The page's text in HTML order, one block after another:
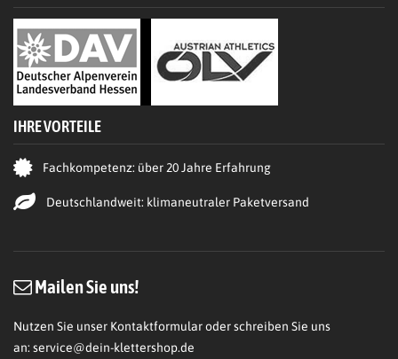
IHRE VORTEILE
Fachkompetenz: über 20 Jahre Erfahrung
Deutschlandweit: klimaneutraler Paketversand
Mailen Sie uns!
Nutzen Sie unser Kontaktformular oder schreiben Sie uns
an: service@dein-klettershop.de